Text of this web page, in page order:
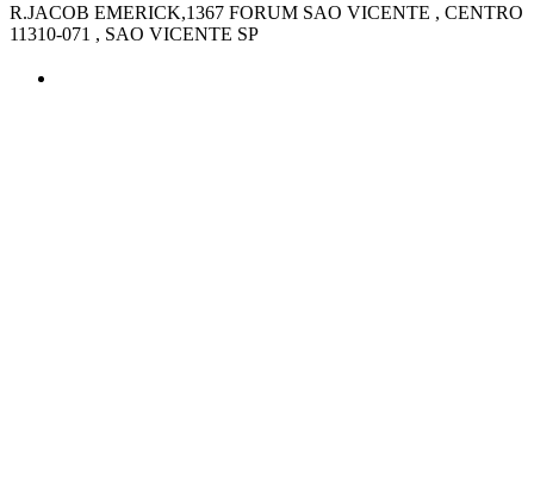
R.JACOB EMERICK,1367 FORUM SAO VICENTE , CENTRO
11310-071 , SAO VICENTE SP